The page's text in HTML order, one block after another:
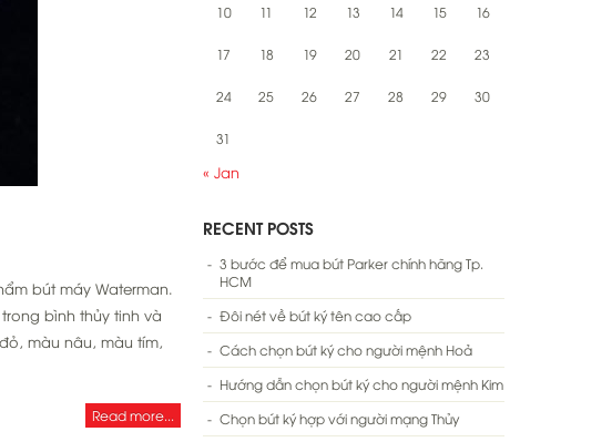
bút máy Waterman.
bình thủy tinh và
màu nâu, màu tím,
Read more...
10 11 12 13 14 15 16
17 18 19 20 21 22 23
24 25 26 27 28 29 30
31
« Jan
RECENT POSTS
3 bước để mua bút Parker chính hãng Tp.
HCM
Đôi nét về bút ký tên cao cấp
Cách chọn bút ký cho người mệnh Hoả
Hướng dẫn chọn bút ký cho người mệnh Kim
Chọn bút ký hợp với người mạng Thủy